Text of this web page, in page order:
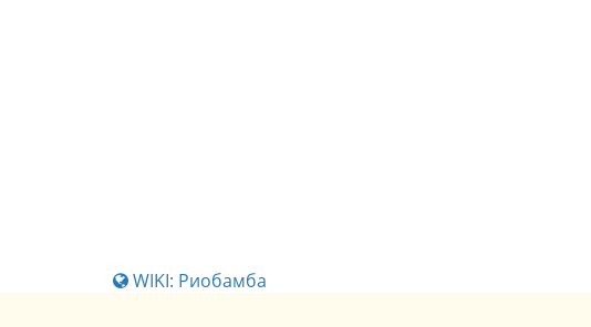
WIKI: Риобамба